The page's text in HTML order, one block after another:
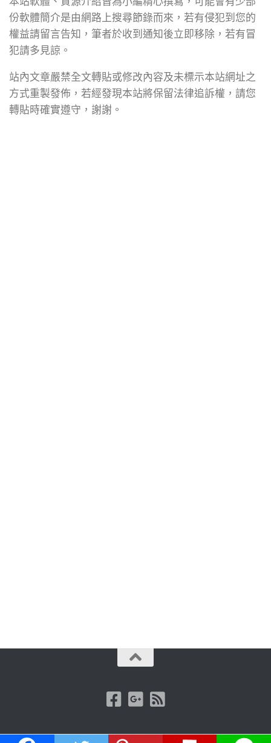
份軟體簡介是由網路上搜尋節錄而來，若有侵犯到您的
權益請留言告知，筆者於收到通知後立即移除，若有冒
犯請多見諒。
站內文章嚴禁全文轉貼或修改內容及未標示本站網址之
方式重製發佈，若經發現本站將保留法律追訴權，請您
轉貼時確實遵守，謝謝。